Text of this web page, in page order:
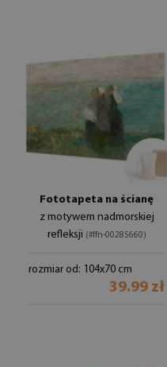
Fototapeta na ścianę
z motywem nadmorskiej
refleksji (#ffn-00285660)
rozmiar od: 104x70 cm
39.99 zł